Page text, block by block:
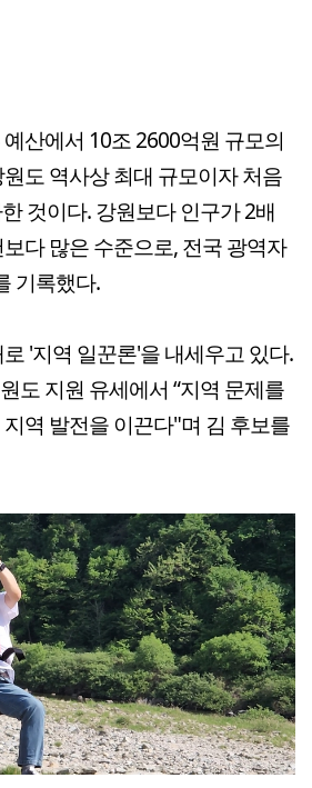
산에서 10조 2600억원 규모의
도 역사상 최대 규모이자 처음
것이다. 강원보다 인구가 2배
다 많은 수준으로, 전국 광역자
기록했다.
'지역 일꾼론'을 내세우고 있다.
도 지원 유세에서 “지역 문제를
역 발전을 이끈다"며 김 후보를